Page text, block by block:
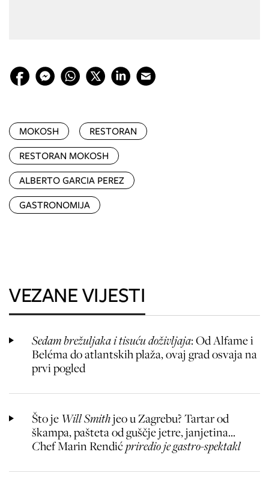
MOKOSH
RESTORAN
RESTORAN MOKOSH
ALBERTO GARCIA PEREZ
GASTRONOMIJA
VEZANE VIJESTI
Sedam brežuljaka i tisuću doživljaja: Od Alfame i
Beléma do atlantskih plaža, ovaj grad osvaja na
prvi pogled
Što jeWill Smithjeo u Zagrebu?Tartar od
škampa, pašteta od guščje jetre, janjetina...
Chef Marin Rendićpriredio je gastro-spektakl